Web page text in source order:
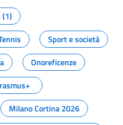
Sport e società
Onoreficenze
Milano Cortina 2026